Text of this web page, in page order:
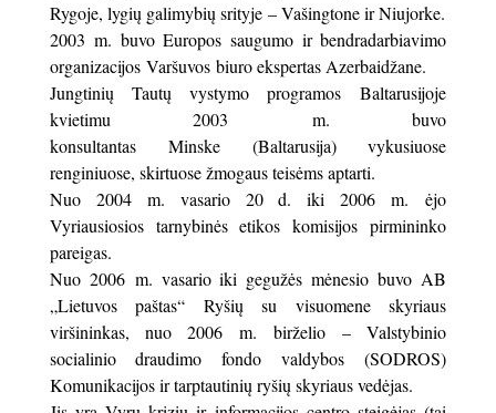
Rygoje, lygių galimybių srityje – Vašingtone ir Niujorke.
2003 m. buvo Europos saugumo ir bendradarbiavimo
organizacijos Varšuvos biuro ekspertas Azerbaidžane.
Jungtinių Tautų vystymo programos Baltarusijoje
kvietimu 2003 m. buvo
konsultantas Minske (Baltarusija) vykusiuose
renginiuose, skirtuose žmogaus teisėms aptarti.
Nuo 2004 m. vasario 20 d. iki 2006 m. ėjo
Vyriausiosios tarnybinės etikos komisijos pirmininko
pareigas.
Nuo 2006 m. vasario iki gegužės mėnesio buvo AB
„Lietuvos paštas“ Ryšių su visuomene skyriaus
viršininkas, nuo 2006 m. birželio – Valstybinio
socialinio draudimo fondo valdybos (SODROS)
Komunikacijos ir tarptautinių ryšių skyriaus vedėjas.